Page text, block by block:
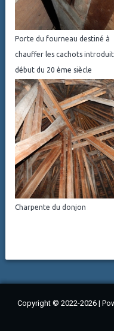
Porte du fourneau destiné à
chauffer les cachots
début du 20 ème siècle
Charpente du donjon
Copyright © 2022-2026 |